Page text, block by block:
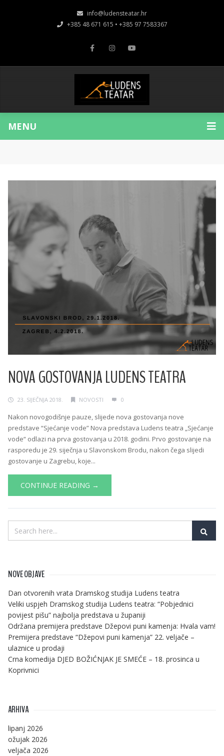
info@ludensteatar.hr
+385 48 671 615 • +385 97 7583367
MENU
NOVA GOSTOVANJA LUDENS TEATRA
23. SIJEČNJA 2018. NOVOSTI 0
Nakon novogodišnje pauze, slijede nova gostovanja nove
predstave “Sjećanje vode” Nova predstava Ludens teatra „Sjećanje
vode“ odlazi na prva gostovanja u 2018. godini. Prvo gostovanje na
rasporedu je 29. siječnja u Slavonskom Brodu, nakon čega slijedi
gostovanje u Zagrebu, koje...
CONTINUE READING →
NOVE OBJAVE
Dan otvorenih vrata Dramskog studija Ludens teatra
Veliki uspjeh Dramskog studija Ludens teatra: “Pobjednici
povijest pišu” najbolja predstava u županiji
Održana premijera predstave Džepovi puni kamenja: Hvala vam!
Premijera predstave “Džepovi puni kamenja” 22. veljače –
ulaznice u prodaji
Crna komedija DJED BOŽIĆNJAK JE SMEĆE – 18. prosinca u
Koprivnici
ARHIVA
lipanj 2026
ožujak 2026
veljača 2026